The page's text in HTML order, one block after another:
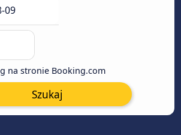
na stronie Booking.com
Szukaj